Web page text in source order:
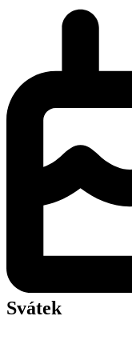
Svátek